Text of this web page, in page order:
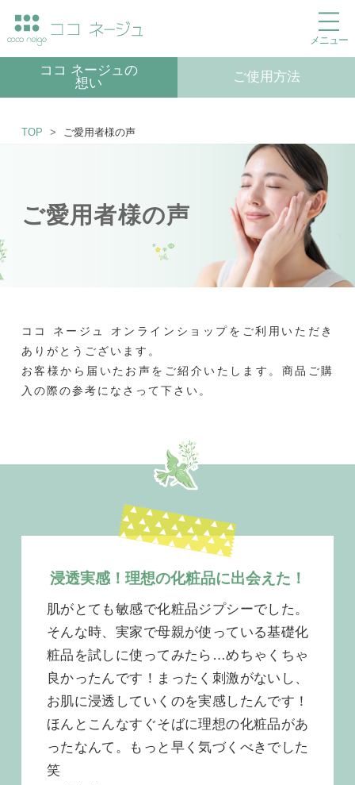
メニュー
ココ ネージュの
想い
ご使用方法
TOP ご愛用者様の声
ご愛用者様の声
ココ ネージュ オンラインショップをご利用いただき
ありがとうございます。
お客様から届いたお声をご紹介いたします。商品ご購
入の際の参考になさって下さい。
浸透実感！理想の化粧品に出会えた！
肌がとても敏感で化粧品ジプシーでした。
そんな時、実家で母親が使っている基礎化
粧品を試しに使ってみたら…めちゃくちゃ
良かったんです！まったく刺激がないし、
お肌に浸透していくのを実感したんです！
ほんとこんなすぐそばに理想の化粧品があ
ったなんて。もっと早く気づくべきでした
笑